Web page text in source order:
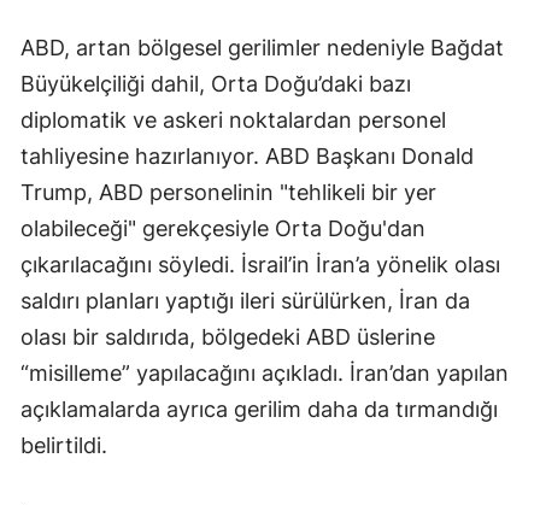
ABD, artan bölgesel gerilimler nedeniyle Bağdat
Büyükelçiliği dahil, Orta Doğu’daki bazı
diplomatik ve askeri noktalardan personel
tahliyesine hazırlanıyor. ABD Başkanı Donald
Trump, ABD personelinin "tehlikeli bir yer
olabileceği" gerekçesiyle Orta Doğu'dan
çıkarılacağını söyledi. İsrail’in İran’a yönelik olası
saldırı planları yaptığı ileri sürülürken, İran da
olası bir saldırıda, bölgedeki ABD üslerine
“misilleme” yapılacağını açıkladı. İran’dan yapılan
açıklamalarda ayrıca gerilim daha da tırmandığı
belirtildi.